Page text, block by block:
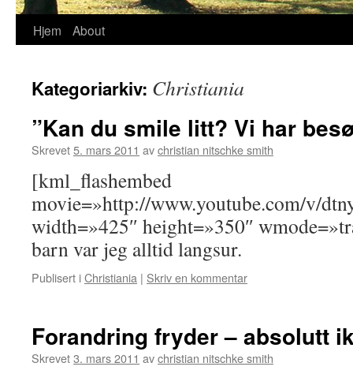
Hopp
innhold
Hjem About
Kategoriarkiv: Christiania
”Kan du smile litt? Vi har
Skrevet5. mars 2011 avchristian nitschke smith
[kml_flashembed
movie=»http://www.youtube.com/v/
width=»425″ height=»350″
barn var jeg alltid langsur.
Publisert iChristiania | Skriv en kommentar
Forandring fryder – absolutt
Skrevet3. mars 2011 avchristian nitschke smith